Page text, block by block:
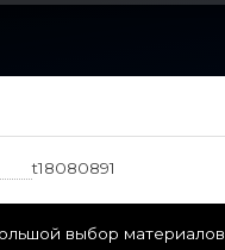
t18080891
выбор материалов